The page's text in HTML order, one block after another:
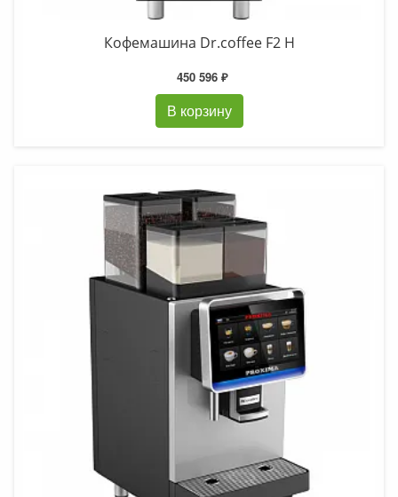
Кофемашина Dr.coffee F2 H
450 596 ₽
В корзину